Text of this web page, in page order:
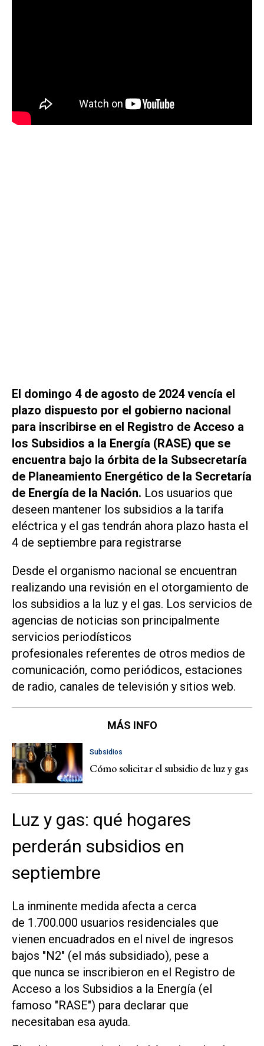
El domingo 4 de agosto de 2024 vencía el
plazo dispuesto por el gobierno nacional
para inscribirse en el Registro de Acceso a
los Subsidios a la Energía (RASE) que se
encuentra bajo la órbita de la Subsecretaría
de Planeamiento Energético de la Secretaría
de Energía de la Nación. Los usuarios que
deseen mantener los subsidios a la tarifa
eléctrica y el gas tendrán ahora plazo hasta el
4 de septiembre para registrarse
Desde el organismo nacional se encuentran
realizando una revisión en el otorgamiento de
los subsidios a la luz y el gas. Los servicios de
agencias de noticias son principalmente
servicios periodísticos
profesionales referentes de otros medios de
comunicación, como periódicos, estaciones
de radio, canales de televisión y sitios web.
MÁS INFO
Subsidios
Cómo solicitar el subsidio de luz y gas
Luz y gas: qué hogares
perderán subsidios en
septiembre
La inminente medida afecta a cerca
de 1.700.000 usuarios residenciales que
vienen encuadrados en el nivel de ingresos
bajos "N2" (el más subsidiado), pese a
que nunca se inscribieron en el Registro de
Acceso a los Subsidios a la Energía (el
famoso "RASE") para declarar que
necesitaban esa ayuda.